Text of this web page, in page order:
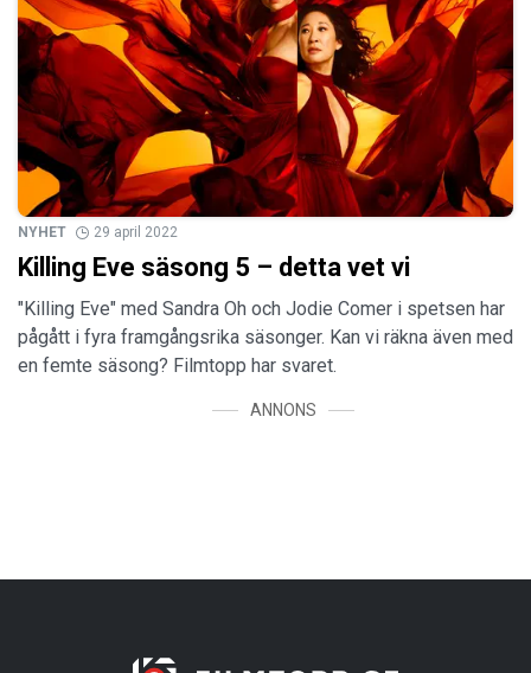
NYHET 29 april 2022
Killing Eve säsong 5 – detta vet vi
"Killing Eve" med Sandra Oh och Jodie Comer i spetsen har
pågått i fyra framgångsrika säsonger. Kan vi räkna även med
en femte säsong? Filmtopp har svaret.
ANNONS